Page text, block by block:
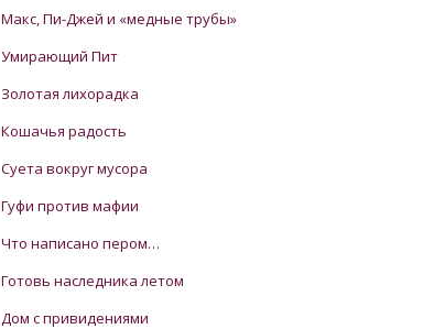
Макс, Пи-Джей и «медные трубы»
Умирающий Пит
Золотая лихорадка
Кошачья радость
Суета вокруг мусора
Гуфи против мафии
Что написано пером…
Готовь наследника летом
Дом с привидениями